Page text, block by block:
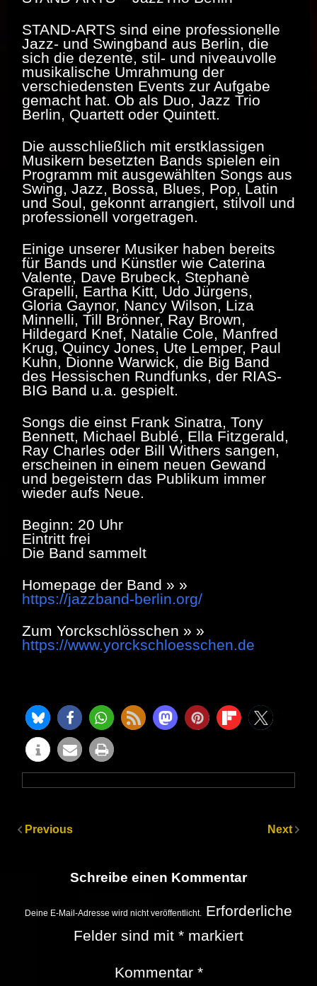
STAND-ARTS sind eine professionelle
Jazz- und Swingband aus Berlin, die
sich die dezente, stil- und niveauvolle
musikalische Umrahmung der
verschiedensten Events zur Aufgabe
gemacht hat. Ob als Duo, Jazz Trio
Berlin, Quartett oder Quintett.
Die ausschließlich mit erstklassigen
Musikern besetzten Bands spielen ein
Programm mit ausgewählten Songs aus
Swing, Jazz, Bossa, Blues, Pop, Latin
und Soul, gekonnt arrangiert, stilvoll und
professionell vorgetragen.
Einige unserer Musiker haben bereits
für Bands und Künstler wie Caterina
Valente, Dave Brubeck, Stephanè
Grapelli, Eartha Kitt, Udo Jürgens,
Gloria Gaynor, Nancy Wilson, Liza
Minnelli, Till Brönner, Ray Brown,
Hildegard Knef, Natalie Cole, Manfred
Krug, Quincy Jones, Ute Lemper, Paul
Kuhn, Dionne Warwick, die Big Band
des Hessischen Rundfunks, der RIAS-
BIG Band u.a. gespielt.
Songs die einst Frank Sinatra, Tony
Bennett, Michael Bublé, Ella Fitzgerald,
Ray Charles oder Bill Withers sangen,
erscheinen in einem neuen Gewand
und begeistern das Publikum immer
wieder aufs Neue.
Beginn: 20 Uhr
Eintritt frei
Die Band sammelt
Homepage der Band » »
https://jazzband-berlin.org/
Zum Yorckschlösschen » »
https://www.yorckschloesschen.de
Previous Next
Schreibe einen Kommentar
Deine E-Mail-Adresse wird nicht veröffentlicht.
Erforderliche
Felder sind mit * markiert
Kommentar *